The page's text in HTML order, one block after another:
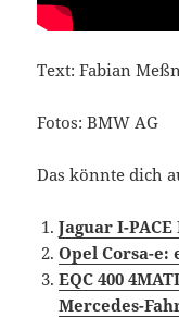
Text: Fabian
Fotos: BMW AG
Das könnte dich
Jaguar I-
Opel Corsa-
EQC 400
Mercedes-